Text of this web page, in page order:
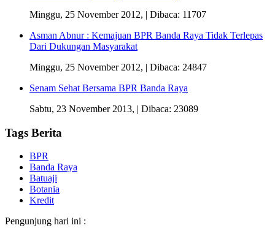
Minggu, 25 November 2012, | Dibaca: 11707
Asman Abnur : Kemajuan BPR Banda Raya Tidak Terlepas
Dari Dukungan Masyarakat
Minggu, 25 November 2012, | Dibaca: 24847
Senam Sehat Bersama BPR Banda Raya
Sabtu, 23 November 2013, | Dibaca: 23089
Tags Berita
BPR
Banda Raya
Batuaji
Botania
Kredit
Pengunjung hari ini :